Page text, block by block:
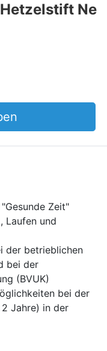
Ne
Zeit"
Laufen und
der betrieblichen
bei der
(BVUK)
bei der
Jahre) in der